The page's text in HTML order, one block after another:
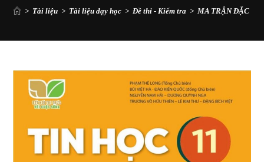
> Tài liệu > Tài liệu dạy học > Đề thi - Kiểm tra > MA TRẬN ĐẶC